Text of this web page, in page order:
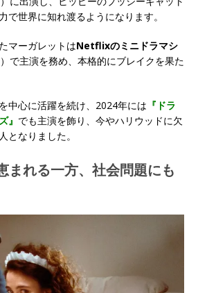
で世界に知れ渡るようになります。
マーガレットはNetflixのミニドラマシ
）で主演を務め、本格的にブレイクを果た
中心に活躍を続け、2024年には 『ドラ
』 でも主演を飾り、今やハリウッドに欠
となりました。
まれる一方、社会問題にも